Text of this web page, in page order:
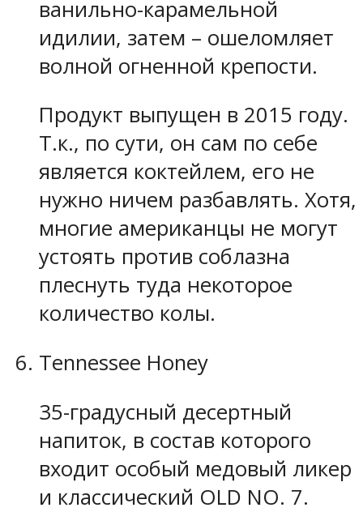
ванильно-карамельной
идилии, затем – ошеломляет
волной огненной крепости.
Продукт выпущен в 2015 году.
Т.к., по сути, он сам по себе
является коктейлем, его не
нужно ничем разбавлять. Хотя,
многие американцы не могут
устоять против соблазна
плеснуть туда некоторое
количество колы.
Tennessee Honey
35-градусный десертный
напиток, в состав которого
входит особый медовый ликер
и классический OLD NO. 7.